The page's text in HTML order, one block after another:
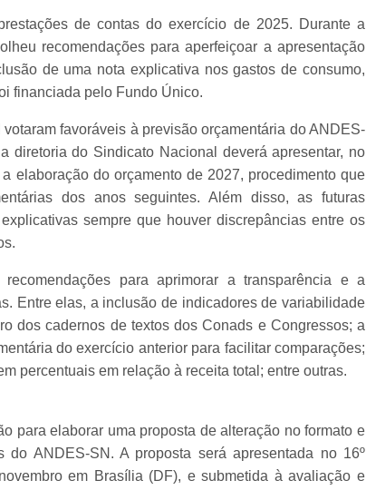
de contas do exercício de 2025. Durante a
recomendações para aperfeiçoar a apresentação
de uma nota explicativa nos gastos de consumo,
financiada pelo Fundo Único.
favoráveis à previsão orçamentária do ANDES-
diretoria do Sindicato Nacional deverá apresentar, no
elaboração do orçamento de 2027, procedimento que
dos anos seguintes. Além disso, as futuras
sempre que houver discrepâncias entre os
para aprimorar a transparência e a
Entre elas, a inclusão de indicadores de variabilidade
dos cadernos de textos dos Conads e Congressos; a
do exercício anterior para facilitar comparações;
percentuais em relação à receita total; entre outras.
para elaborar uma proposta de alteração no formato e
ANDES-SN. A proposta será apresentada no 16º
em Brasília (DF), e submetida à avaliação e